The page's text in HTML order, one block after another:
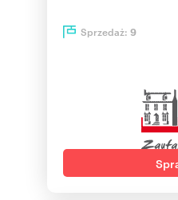
Sprzedaż: 9